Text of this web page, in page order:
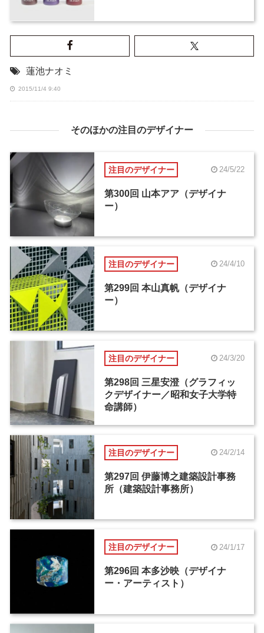
蓮池ナオミ
2015/11/4 9:40
そのほかの注目のデザイナー
注目のデザイナー 24/5/22
第300回 山本アア（デザイナ
ー）
注目のデザイナー 24/4/10
第299回 本山真帆（デザイナ
ー）
注目のデザイナー 24/3/20
第298回 三星安澄（グラフィッ
クデザイナー／昭和女子大学特
命講師）
注目のデザイナー 24/2/14
第297回 伊藤博之建築設計事務
所（建築設計事務所）
注目のデザイナー 24/1/17
第296回 本多沙映（デザイナ
ー・アーティスト）